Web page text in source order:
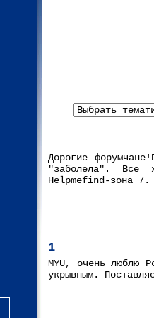
Дорогие
"заболела". Все
Helpmefind-зона 7.
1
MYU, очень люблю
укрывным.